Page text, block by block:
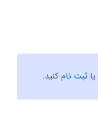
یا ثبت نامکنید.